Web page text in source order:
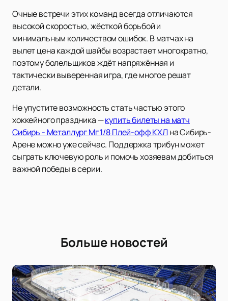
Очные встречи этих команд всегда отличаются
высокой скоростью, жёсткой борьбой и
минимальным количеством ошибок. В матчах на
вылет цена каждой шайбы возрастает многократно,
поэтому болельщиков ждёт напряжённая и
тактически выверенная игра, где многое решат
детали.
Не упустите возможность стать частью этого
хоккейного праздника —купить билеты на матч
Сибирь - Металлург Мг 1/8 Плей-офф КХЛ на Сибирь-
Арене можно уже сейчас. Поддержка трибун может
сыграть ключевую роль и помочь хозяевам добиться
важной победы в серии.
Больше новостей